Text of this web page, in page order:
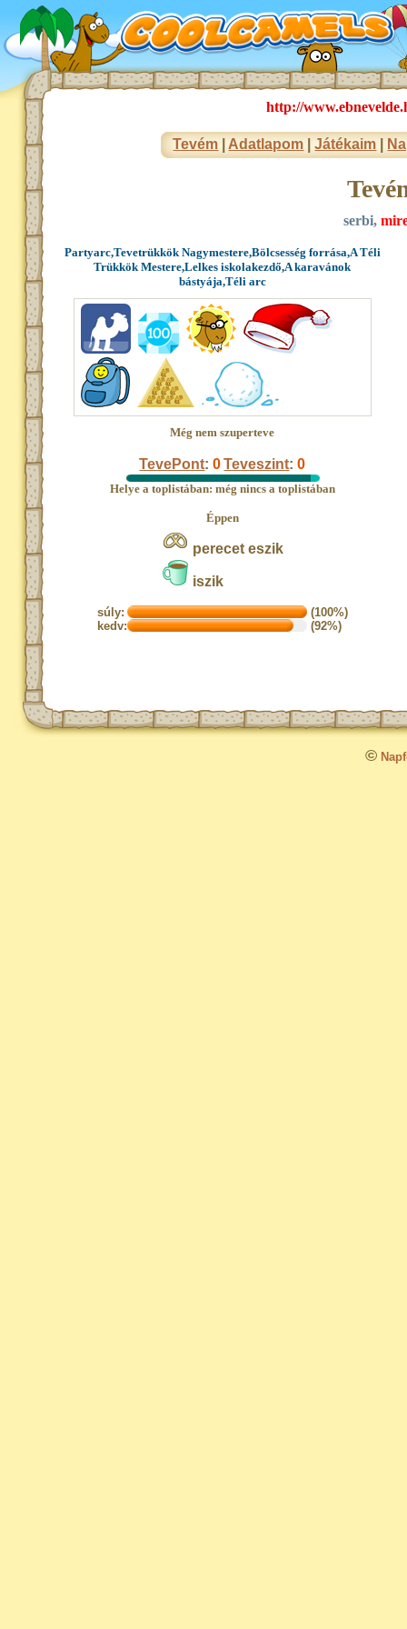
http://
Tevém Adatlapom |Játékaim
serbi,
Partyarc,Tevetrükkök Nagymestere,Bölcsesség forrása,A Téli
Trükkök Mestere,Lelkes iskolakezdő,A karavánok
bástyája,Téli arc
Még nem szuperteve
TevePont:0 Teveszint:0
Helye a toplistában: még nincs a toplistában
Éppen
perecet eszik
iszik
súly:
(100%)
kedv:
(92%)
©